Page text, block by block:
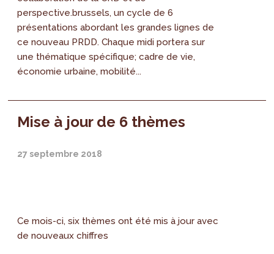
perspective.brussels, un cycle de 6
présentations abordant les grandes lignes de
ce nouveau PRDD. Chaque midi portera sur
une thématique spécifique; cadre de vie,
économie urbaine, mobilité...
Mise à jour de 6 thèmes
27 septembre 2018
Ce mois-ci, six thèmes ont été mis à jour avec
de nouveaux chiffres